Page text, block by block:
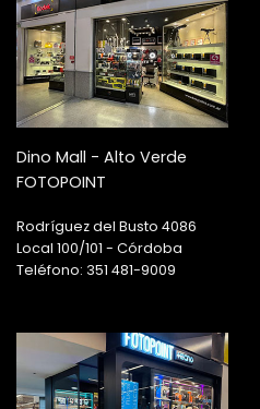
Dino Mall - Alto Verde
FOTOPOINT
Rodríguez del Busto 4086
Local 100/101 - Córdoba
Teléfono: 351 481-9009